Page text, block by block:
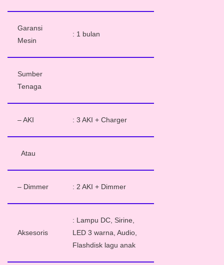
Garansi
Mesin
: 1 bulan
Sumber
Tenaga
– AKI : 3 AKI + Charger
Atau
– Dimmer : 2 AKI + Dimmer
Aksesoris
: Lampu DC, Sirine,
LED 3 warna, Audio,
Flashdisk lagu anak